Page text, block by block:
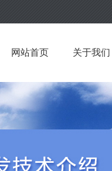
网站首页 关于我们